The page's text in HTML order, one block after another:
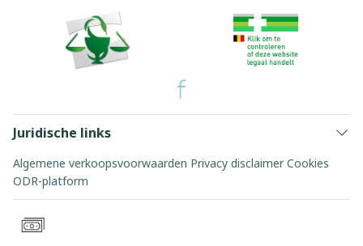
Juridische links
Algemene verkoopsvoorwaarden Privacy disclaimer Cookies
ODR-platform